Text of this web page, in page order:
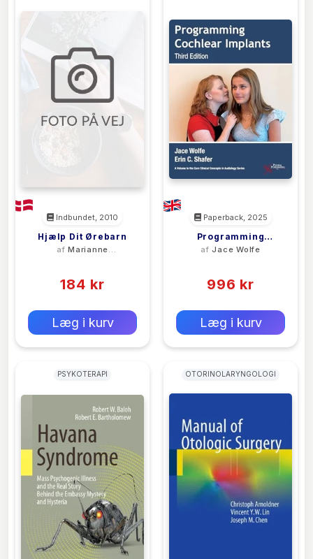
Indbundet, 2010
Hjælp Dit Ørebarn
afMarianne
184 kr
Læg i kurv
Paperback, 2025
Programming
Cochlear Implants
afJace Wolfe
996 kr
Læg i kurv
PSYKOTERAPI OTORINOLARYNGOLOGI